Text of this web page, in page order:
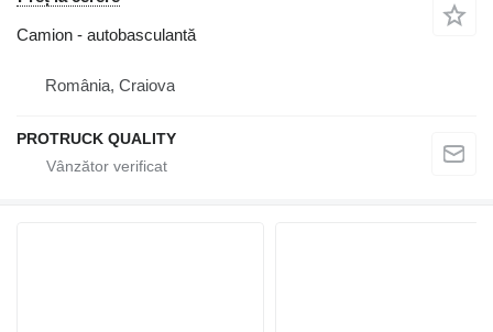
Camion - autobasculantă
România, Craiova
PROTRUCK QUALITY